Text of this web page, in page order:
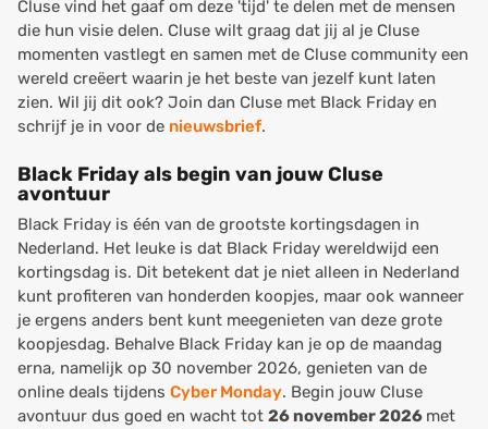
Cluse vind het gaaf om deze 'tijd' te delen met de mensen
die hun visie delen. Cluse wilt graag dat jij al je Cluse
momenten vastlegt en samen met de Cluse community een
wereld creëert waarin je het beste van jezelf kunt laten
zien. Wil jij dit ook? Join dan Cluse met Black Friday en
schrijf je in voor de nieuwsbrief.
Black Friday als begin van jouw Cluse
avontuur
Black Friday is één van de grootste kortingsdagen in
Nederland. Het leuke is dat Black Friday wereldwijd een
kortingsdag is. Dit betekent dat je niet alleen in Nederland
kunt profiteren van honderden koopjes, maar ook wanneer
je ergens anders bent kunt meegenieten van deze grote
koopjesdag. Behalve Black Friday kan je op de maandag
erna, namelijk op 30 november 2026, genieten van de
online deals tijdens Cyber Monday. Begin jouw Cluse
avontuur dus goed en wacht tot 26 november 2026 met